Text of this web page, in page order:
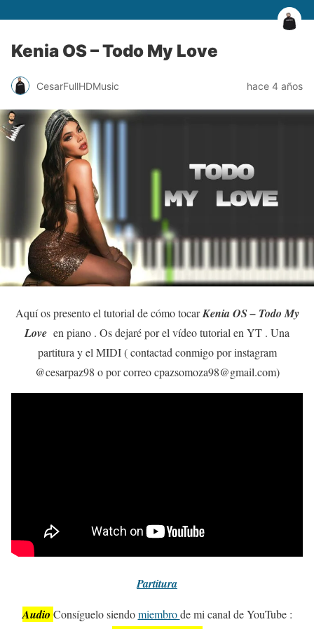
Kenia OS – Todo My Love
CesarFullHDMusic hace 4 años
Aquí os presento el tutorial de cómo tocarKenia OS – Todo My
Love en piano . Os dejaré por el vídeo tutorial en YT . Una
partitura y el MIDI ( contactad conmigo por instagram
@cesarpaz98 o por correo cpazsomoza98@gmail.com)
Partitura
Audio Consíguelo siendomiembrode mi canal de YouTube :